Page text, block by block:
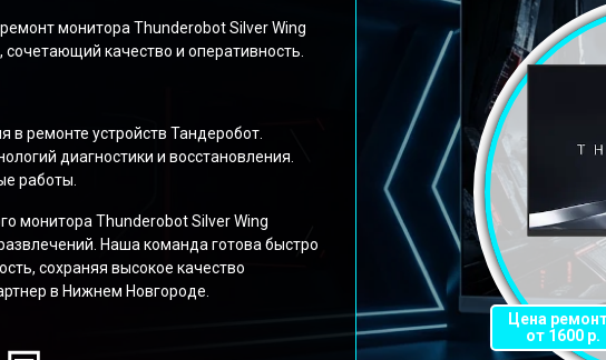
монитора Thunderobot Silver Wing
качество и оперативность.
в ремонте устройств Тандеробот.
диагностики и восстановления.
работы.
монитора Thunderobot Silver Wing
Наша команда готова быстро
сохраняя высокое качество
в Нижнем Новгороде.
Цена
от 1600 р.